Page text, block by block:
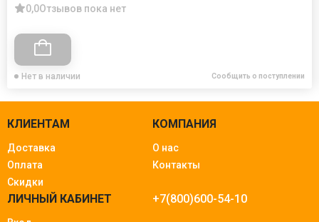
0,0Отзывов пока нет
Нет в наличии Сообщить о поступлении
КЛИЕНТАМ
Доставка
Оплата
Скидки
КОМПАНИЯ
О нас
Контакты
ЛИЧНЫЙ КАБИНЕТ +7(800)600-54-10